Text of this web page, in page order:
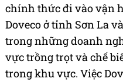
chính thức đi vào vận
Doveco ở tỉnh Sơn La
trong những doanh
vực trồng trọt và chế
trong khu vực. Việc